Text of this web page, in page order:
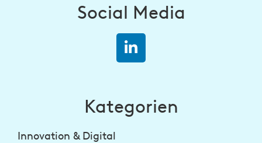
Social Media
Kategorien
Innovation & Digital